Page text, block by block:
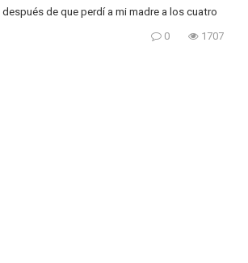
de que perdí a mi madre a los cuatro
0 1707